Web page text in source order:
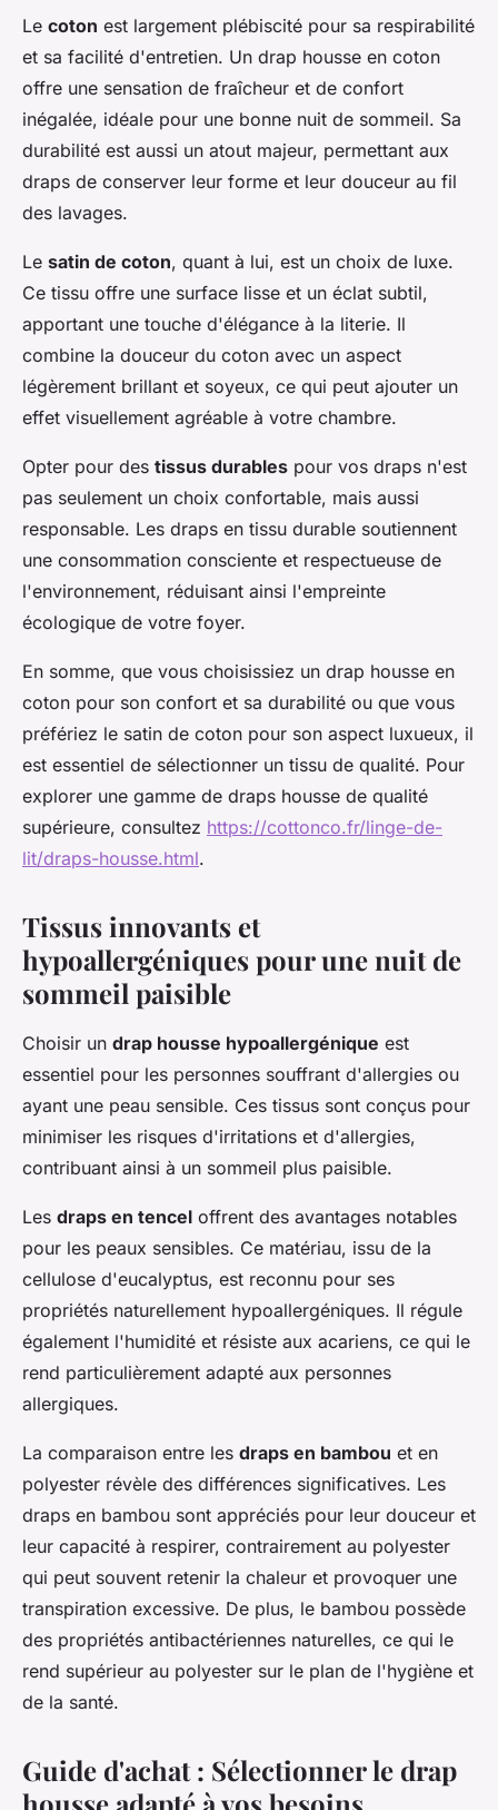
Le coton est largement plébiscité pour sa respirabilité
et sa facilité d'entretien. Un drap housse en coton
offre une sensation de fraîcheur et de confort
inégalée, idéale pour une bonne nuit de sommeil. Sa
durabilité est aussi un atout majeur, permettant aux
draps de conserver leur forme et leur douceur au fil
des lavages.
Le satin de coton, quant à lui, est un choix de luxe.
Ce tissu offre une surface lisse et un éclat subtil,
apportant une touche d'élégance à la literie. Il
combine la douceur du coton avec un aspect
légèrement brillant et soyeux, ce qui peut ajouter un
effet visuellement agréable à votre chambre.
Opter pour des tissus durables pour vos draps n'est
pas seulement un choix confortable, mais aussi
responsable. Les draps en tissu durable soutiennent
une consommation consciente et respectueuse de
l'environnement, réduisant ainsi l'empreinte
écologique de votre foyer.
En somme, que vous choisissiez un drap housse en
coton pour son confort et sa durabilité ou que vous
préfériez le satin de coton pour son aspect luxueux, il
est essentiel de sélectionner un tissu de qualité. Pour
explorer une gamme de draps housse de qualité
supérieure, consultez https://cottonco.fr/linge-de-
lit/draps-housse.html.
Tissus innovants et
hypoallergéniques pour une nuit de
sommeil paisible
Choisir un drap housse hypoallergénique est
essentiel pour les personnes souffrant d'allergies ou
ayant une peau sensible. Ces tissus sont conçus pour
minimiser les risques d'irritations et d'allergies,
contribuant ainsi à un sommeil plus paisible.
Les draps en tencel offrent des avantages notables
pour les peaux sensibles. Ce matériau, issu de la
cellulose d'eucalyptus, est reconnu pour ses
propriétés naturellement hypoallergéniques. Il régule
également l'humidité et résiste aux acariens, ce qui le
rend particulièrement adapté aux personnes
allergiques.
La comparaison entre les draps en bambou et en
polyester révèle des différences significatives. Les
draps en bambou sont appréciés pour leur douceur et
leur capacité à respirer, contrairement au polyester
qui peut souvent retenir la chaleur et provoquer une
transpiration excessive. De plus, le bambou possède
des propriétés antibactériennes naturelles, ce qui le
rend supérieur au polyester sur le plan de l'hygiène et
de la santé.
Guide d'achat : Sélectionner le drap